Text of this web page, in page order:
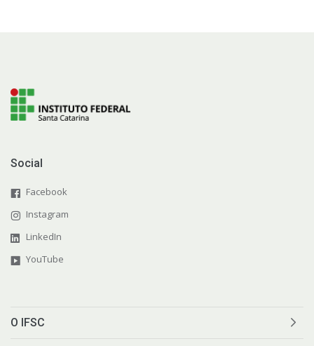
Social
Facebook
Instagram
LinkedIn
YouTube
O IFSC